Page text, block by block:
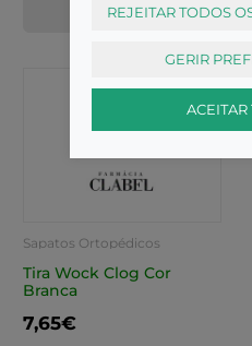
COMPRAR
Sapatos Ortopédicos
Tira Wock Clog Cor
Branca
7,65€
REJEITAR TODOS
GERIR